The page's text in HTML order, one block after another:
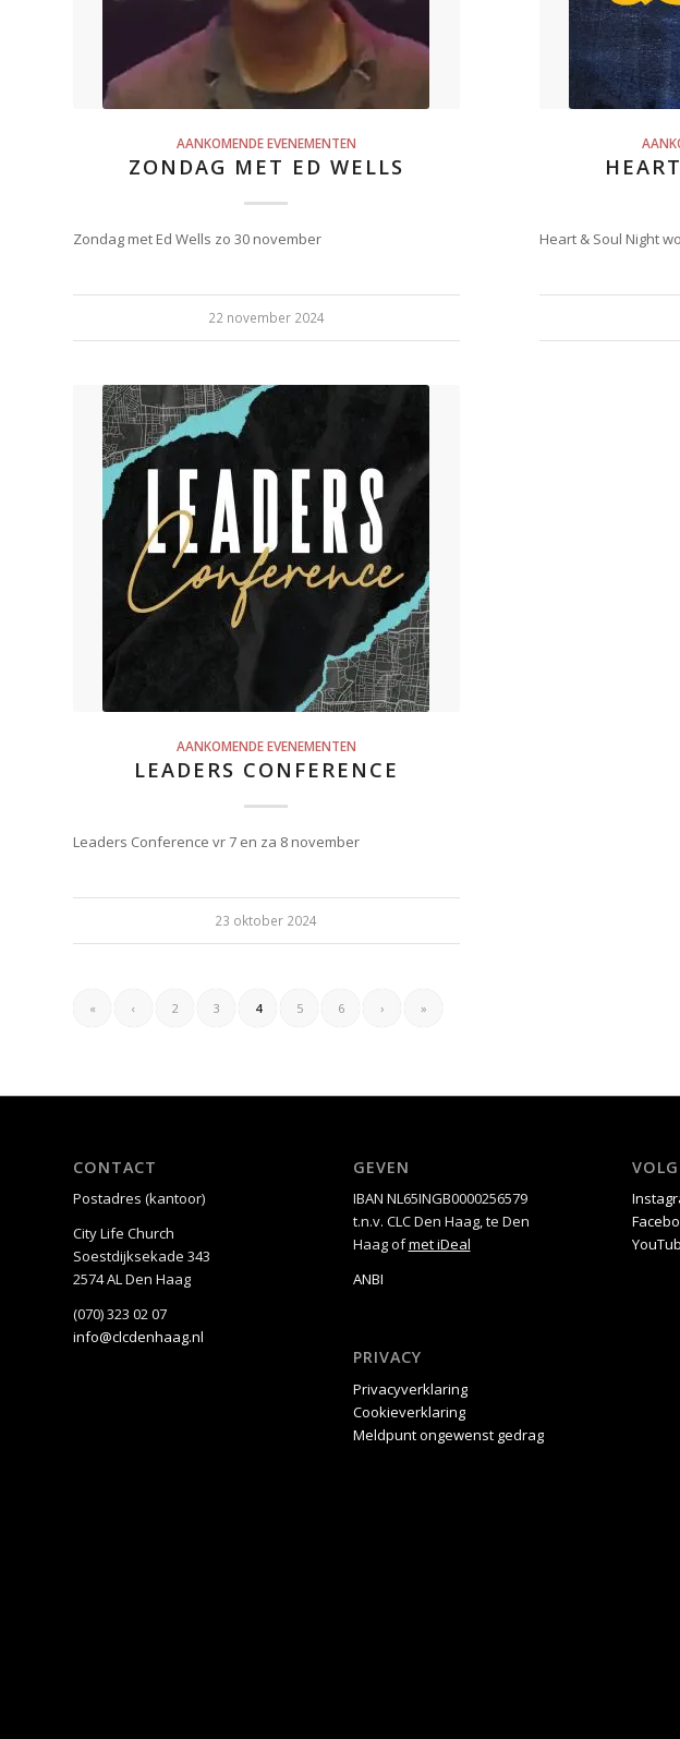
AANKOMENDE EVENEMENTEN
ZONDAG MET ED WELLS
Zondag met Ed Wells zo 30 november
22 november 2024
Heart & Soul Night
AANKOMENDE EVENEMENTEN
LEADERS CONFERENCE
Leaders Conference vr 7 en za 8 november
23 oktober 2024
« ‹ 2 3 4 5 6 › »
CONTACT
Postadres (kantoor)
City Life Church
Soestdijksekade 343
2574 AL Den Haag
(070) 323 02 07
info@clcdenhaag.nl
GEVEN
IBAN NL65INGB0000256579
t.n.v. CLC Den Haag, te Den
Haag ofmet iDeal
ANBI
PRIVACY
Privacyverklaring
Cookieverklaring
Meldpunt ongewenst gedrag